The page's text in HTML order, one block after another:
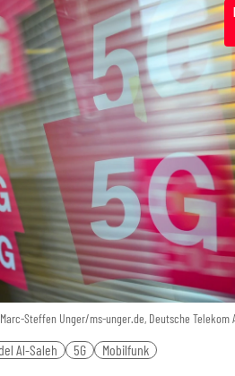
Steffen Unger/ms-unger.de, Deutsche Telekom
Al-Saleh 5G Mobilfunk